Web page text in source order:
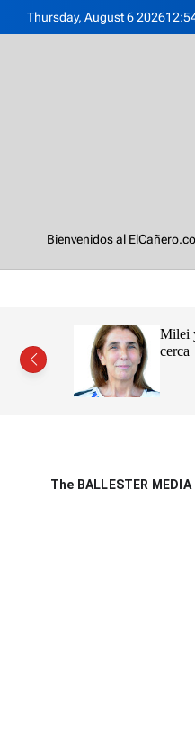
Thursday, August 6 202612:
o
Bienvenidos al
Milei
cerca
The BALLESTER